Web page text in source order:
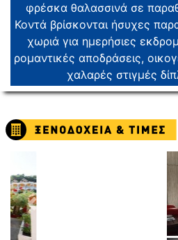
φρέσκα θαλασσινά σε
Κοντά βρίσκονται ήσυχες
χωριά για ημερήσιες
ρομαντικές αποδράσεις,
χαλαρές στιγμές
Previous